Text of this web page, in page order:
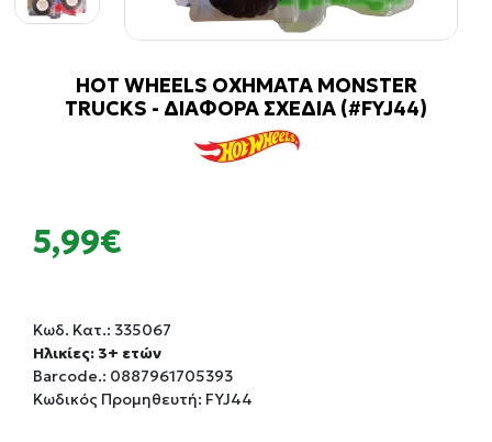
HOT WHEELS ΟΧΗΜΑΤΑ MONSTER
TRUCKS - ΔΙΑΦΟΡΑ ΣΧΕΔΙΑ (#FYJ44)
5,99€
Κωδ. Κατ.: 335067
Ηλικίες: 3+ ετών
Barcode.: 0887961705393
Κωδικός Προμηθευτή: FYJ44